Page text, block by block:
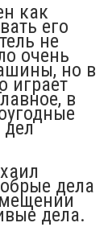
как
его
не
очень
но в
играет
в
дел
дела
дела.